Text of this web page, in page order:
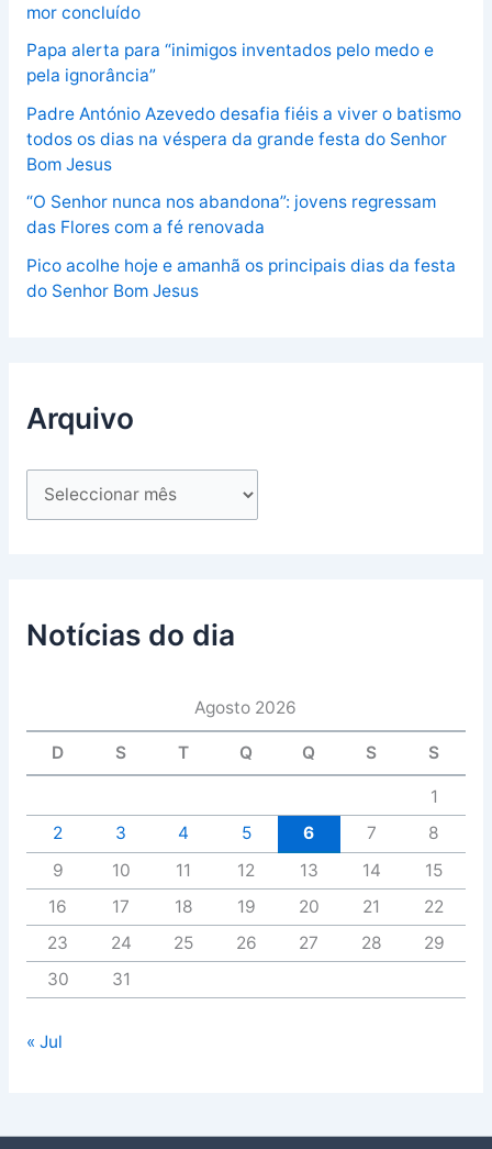
mor concluído
Papa alerta para “inimigos inventados pelo medo e
pela ignorância”
Padre António Azevedo desafia fiéis a viver o batismo
todos os dias na véspera da grande festa do Senhor
Bom Jesus
“O Senhor nunca nos abandona”: jovens regressam
das Flores com a fé renovada
Pico acolhe hoje e amanhã os principais dias da festa
do Senhor Bom Jesus
Arquivo
Notícias do dia
Agosto 2026
D S T Q Q S S
1
2
3 4 5 6 7
8
9
10 11 12 13 14
15
16
17 18 19 20 21
22
23
24 25 26 27 28
29
30
31
« Jul